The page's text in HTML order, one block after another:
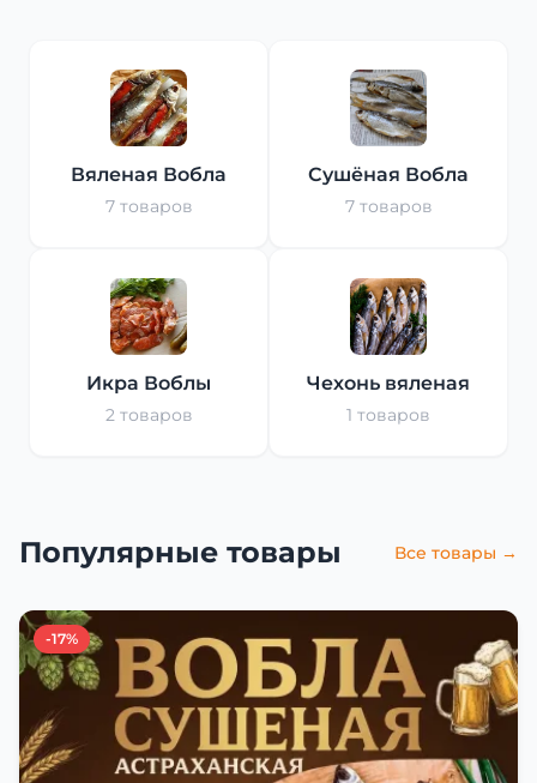
Вяленая Вобла
7 товаров
Сушёная Вобла
7 товаров
Икра Воблы
2 товаров
Чехонь вяленая
1 товаров
Популярные товары Все товары →
-17%